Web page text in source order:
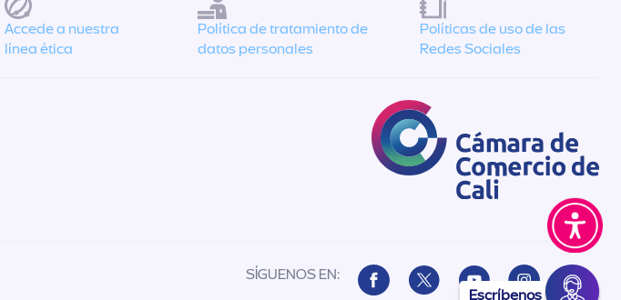
Escríbenos
Accede a nuestra
línea ética
Política de tratamiento de
datos personales
Políticas de uso de las
Redes Sociales
SÍGUENOS EN: